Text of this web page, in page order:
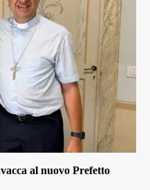
al nuovo Prefetto